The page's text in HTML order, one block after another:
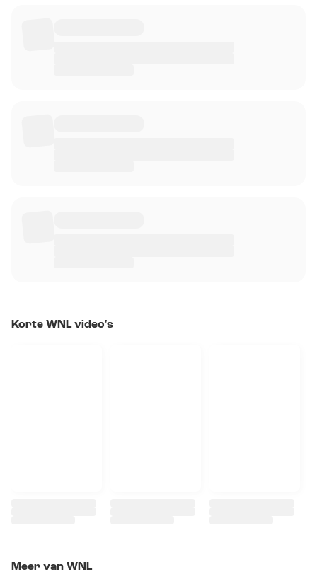
Korte WNL video's
Meer van WNL